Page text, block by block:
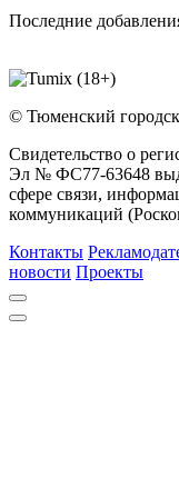
Последние
© Тюменский
Свидетельство о
Эл № ФС77-63648
сфере связи,
коммуникаций
Контакты
новости Проекты